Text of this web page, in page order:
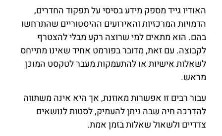
האודיו גייד מספק מידע בסיסי על תפקוד החדרים,
הדמויות המרכזיות והאירועים ההיסטוריים שהתרחשו
בהם. הוא מתאים למי שרוצה רקע מבלי להצטרף
לקבוצה. עם זאת, מדובר בפורמט אחיד שאינו מתייחס
לשאלות אישיות או להתעמקות מעבר לטקסט המוכן
מראש.
עבור רבים זו אפשרות מאוזנת, אך היא אינה משתווה
להדרכה חיה שבה ניתן להעמיק, לסטות לנושאים
צדדיים ולשאול שאלות בזמן אמת.